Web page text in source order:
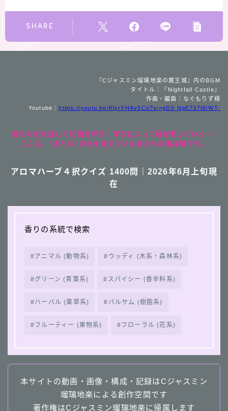
SHARE
『Cジャスミン瑠璃地楽の魔王城』内のBGM
タイトル：『Nightfall Castle』
作曲・編曲：なぐもりず様
Youtube：https://youtu.be/KlyrFHAv5Co?si=gD3-NgE737i8rWT-
香りの色を通して記憶を呼び、学びによって魂が整っていく──
ここは、“またね”の光を覚えている者たちの魔導城です。
アロマハーブ４択クイズ 1400問｜2026年6月上旬現
在
香りの系統で検索
アニマル (動物系) ウッディ (木系・森林系)
グリーン (青葉系) スパイシー (香辛料系)
ハーバル (薬草系) バルサム (樹脂系)
フルーティー (果物系) フローラル (花系)
本サイトの動画・画像・構成・記録はCジャスミン
瑠璃地楽による創作空間です
著作権はCジャスミン瑠璃地楽に帰属します